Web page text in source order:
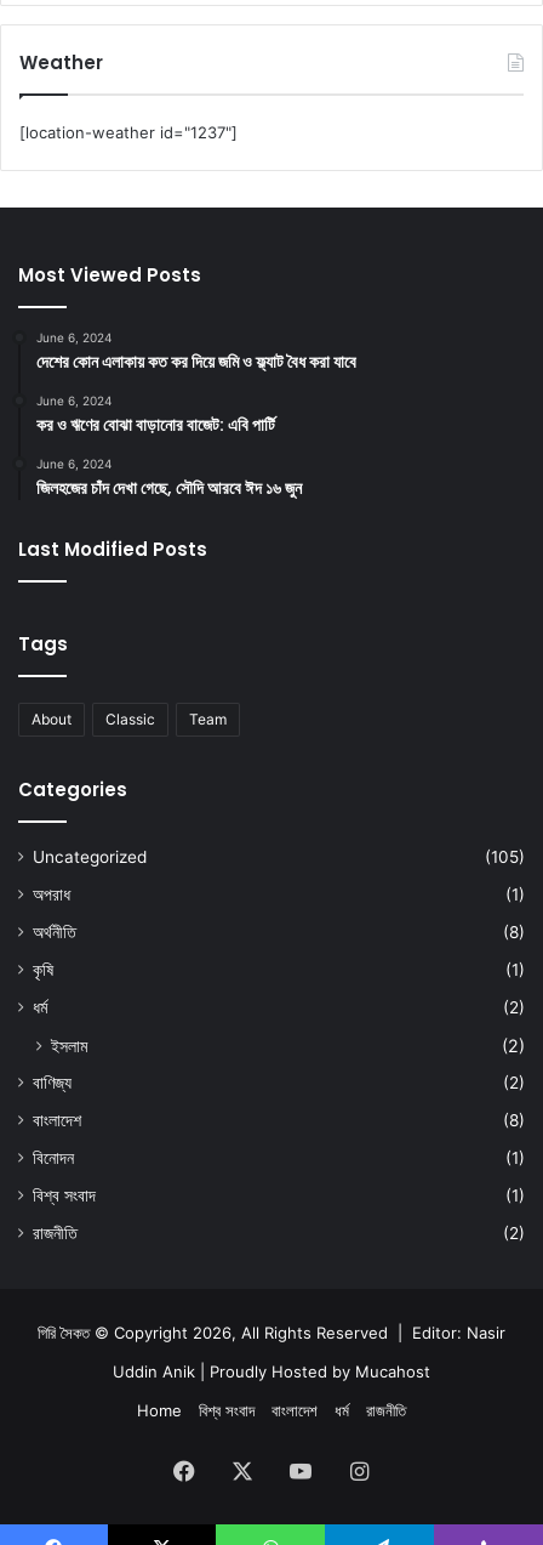
Weather
[location-weather id="1237"]
Most Viewed Posts
June 6, 2024
দেশের কোন এলাকায় কত কর দিয়ে জমি ও ফ্ল্যাট বৈধ করা যাবে
June 6, 2024
কর ও ঋণের বোঝা বাড়ানোর বাজেট: এবি পার্টি
June 6, 2024
জিলহজের চাঁদ দেখা গেছে, সৌদি আরবে ঈদ ১৬ জুন
Last Modified Posts
Tags
About Classic Team
Categories
Uncategorized
(105)
অপরাধ
(1)
অর্থনীতি
(8)
কৃষি
(1)
ধর্ম
(2)
ইসলাম (2)
বাণিজ্য
(2)
বাংলাদেশ
(8)
বিনোদন
(1)
বিশ্ব সংবাদ
(1)
রাজনীতি
(2)
গিরি সৈকত © Copyright 2026, All Rights Reserved | Editor: Nasir
Uddin Anik | Proudly Hosted by Mucahost
Home
বিশ্ব সংবাদ বাংলাদেশ ধর্ম রাজনীতি
Facebook YouTubeInstagram